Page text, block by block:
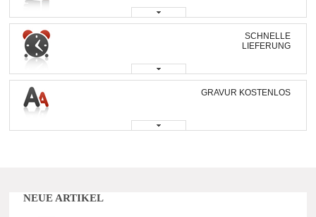
SCHNELLE
LIEFERUNG
GRAVUR KOSTENLOS
NEUE ARTIKEL